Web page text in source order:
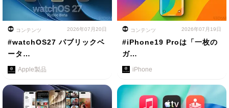
コンテンツ 2026年07月20日
#watchOS27 パブリックベ
ータ…
Apple製品
コンテンツ 2026年07月19日
#iPhone19 Proは「一枚の
ガ…
iPhone